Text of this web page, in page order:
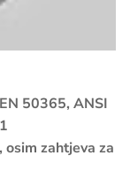
50365, ANSI
zahtjeva za